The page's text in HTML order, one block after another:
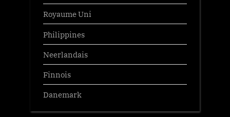
Royaume Uni
Philippines
Neerlandais
Finnois
Danemark